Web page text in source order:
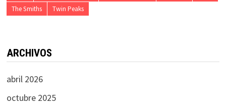
The Smiths
Twin Peaks
ARCHIVOS
abril 2026
octubre 2025